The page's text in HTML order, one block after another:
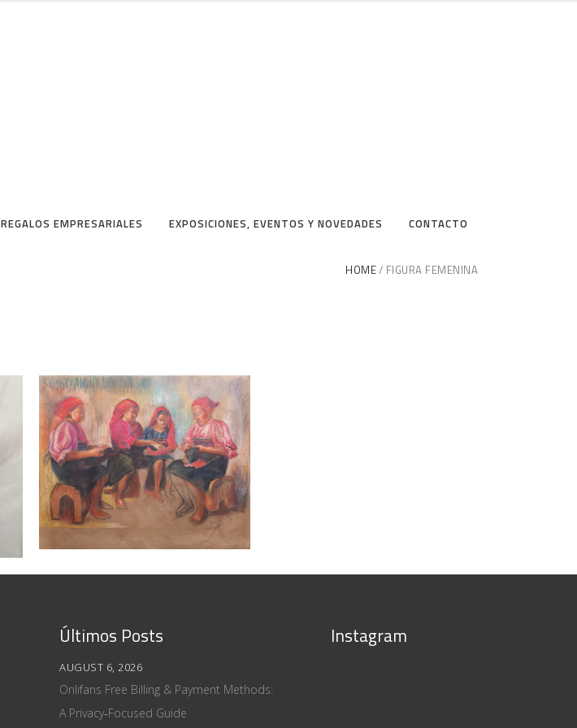
REGALOS EMPRESARIALES EXPOSICIONES, EVENTOS Y NOVEDADES CONTACTO
HOME FIGURA FEMENINA
– Jack Morris
JACK MORRIS/PINTA PANAMA II /
PINTURAS
Últimos Posts
AUGUST 6, 2026
Onlifans Free Billing & Payment Methods:
A Privacy‑Focused Guide
Instagram